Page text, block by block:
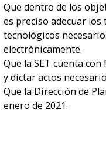
Que dentro de los
es preciso adecuar
tecnológicos
electrónicamente.
Que la SET cuenta
y dictar actos
Que la Dirección de
enero de 2021.